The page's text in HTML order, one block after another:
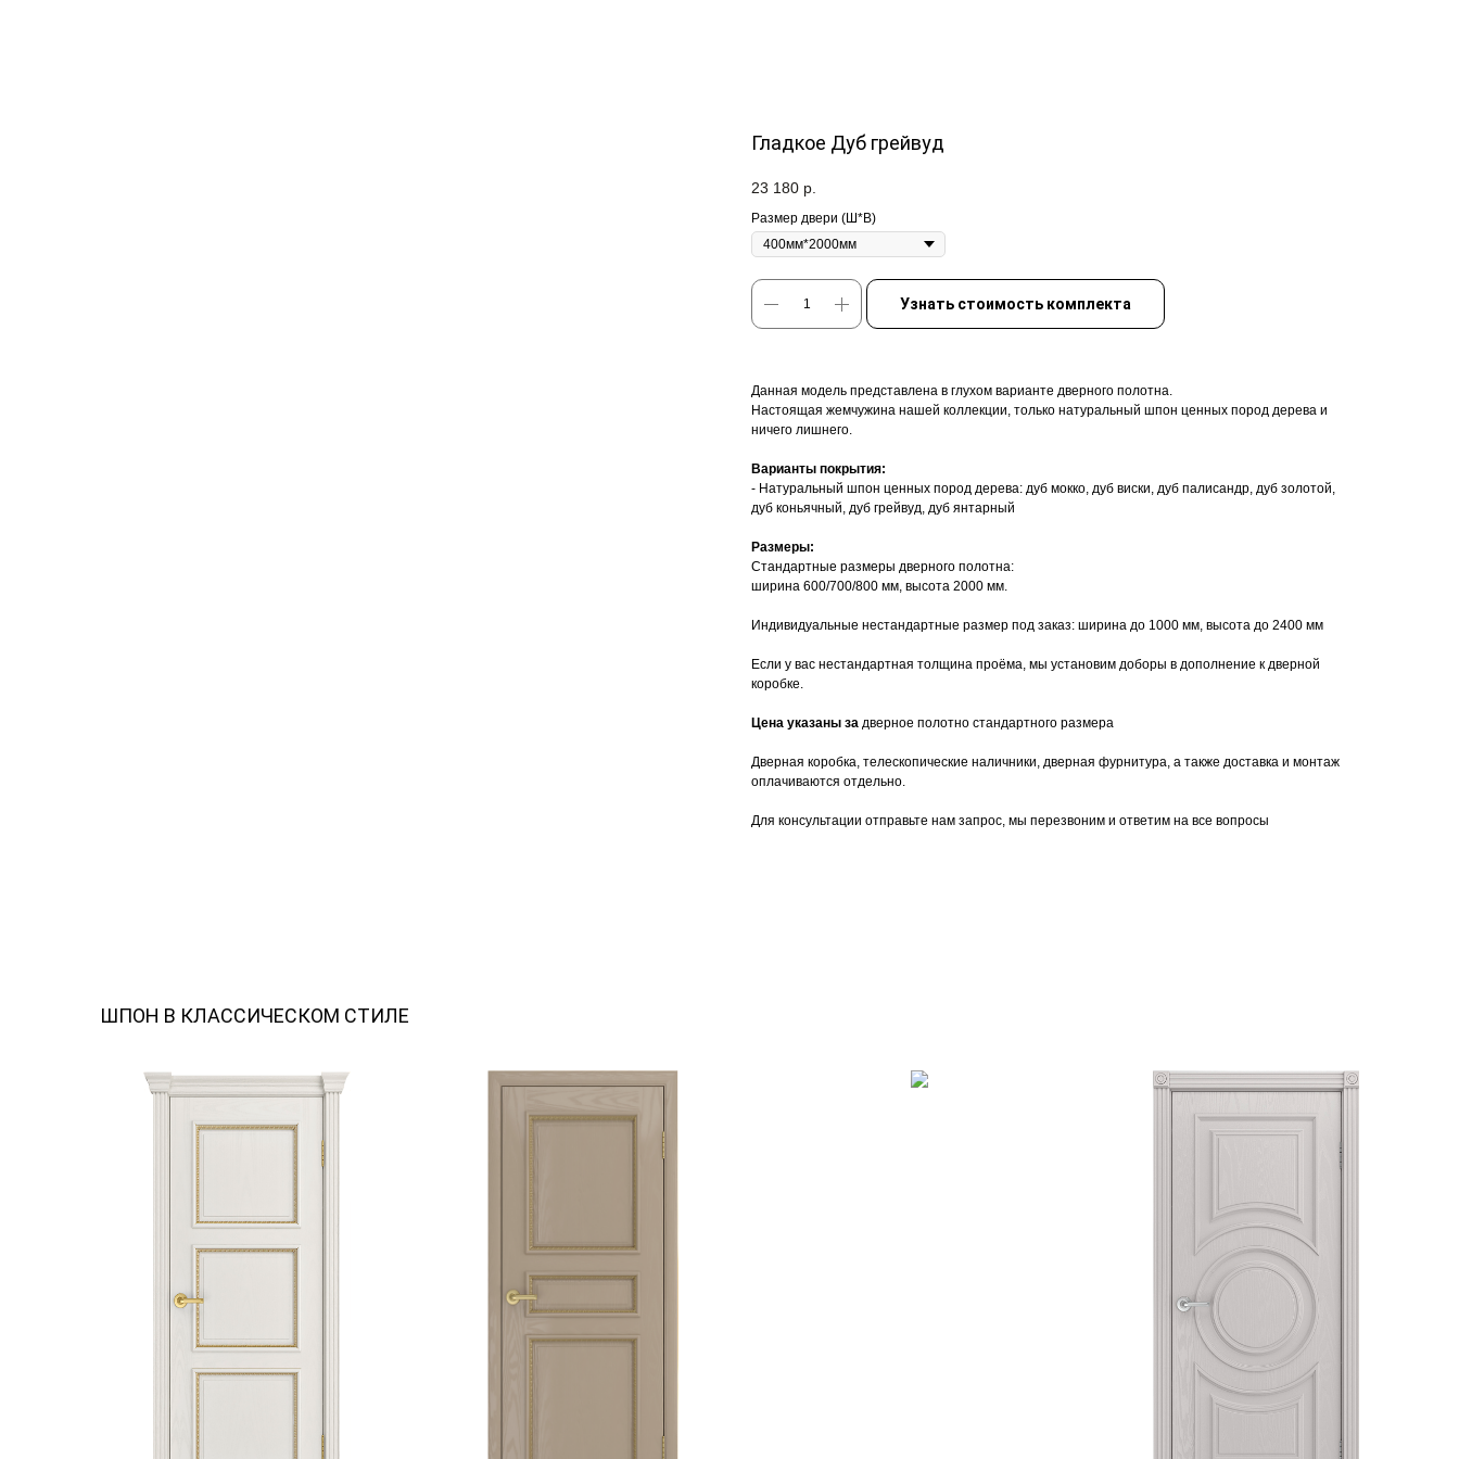
Гладкое Дуб грейвуд
23 180 р.
Размер двери (Ш*В)
Узнать стоимость комплекта
Данная модель представлена в глухом варианте дверного полотна.
Настоящая жемчужина нашей коллекции, только натуральный шпон ценных пород дерева и
ничего лишнего.
Варианты покрытия:
- Натуральный шпон ценных пород дерева: дуб мокко, дуб виски, дуб палисандр, дуб золотой,
дуб коньячный, дуб грейвуд, дуб янтарный
Размеры:
Стандартные размеры дверного полотна:
ширина 600/700/800 мм, высота 2000 мм.
Индивидуальные нестандартные размер под заказ: ширина до 1000 мм, высота до 2400 мм
Если у вас нестандартная толщина проёма, мы установим доборы в дополнение к дверной
коробке.
Цена указаны за дверное полотно стандартного размера
Дверная коробка, телескопические наличники, дверная фурнитура, а также доставка и монтаж
оплачиваются отдельно.
Для консультации отправьте нам запрос, мы перезвоним и ответим на все вопросы
ШПОН В КЛАССИЧЕСКОМ СТИЛЕ